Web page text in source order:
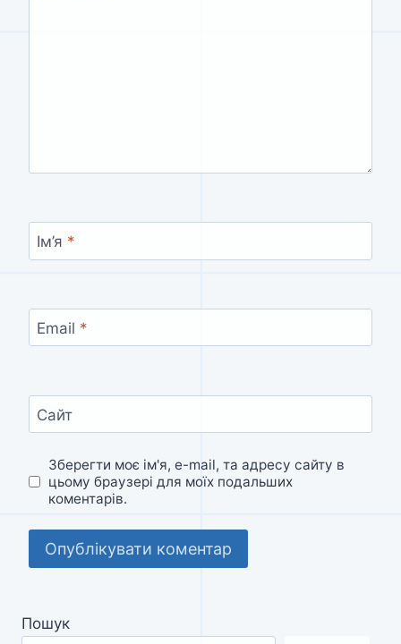
Ім’я *
Email *
Сайт
Зберегти моє ім'я, e-mail, та адресу сайту в
цьому браузері для моїх подальших
коментарів.
Пошук